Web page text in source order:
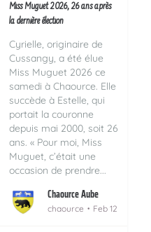
Miss Muguet 2026, 26 ans après
la dernière élection
Cyrielle, originaire de
Cussangy, a été élue
Miss Muguet 2026 ce
samedi à Chaource. Elle
succède à Estelle, qui
portait la couronne
depuis mai 2000, soit 26
ans. « Pour moi, Miss
Muguet, c’était une
occasion de prendre...
Chaource Aube
chaource Feb 12